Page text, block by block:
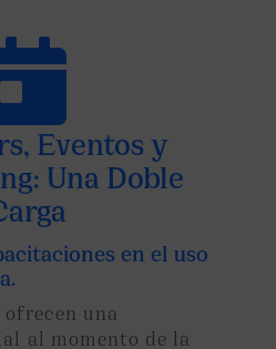
Eventos y
Una Doble
en el uso
una
al momento de la